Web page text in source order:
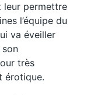
leur permettre
l’équipe du
va éveiller
très
érotique.